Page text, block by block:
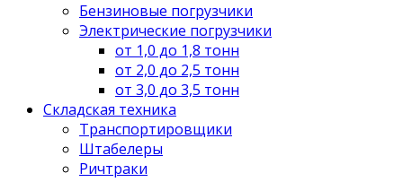
Бензиновые погрузчики
Электрические погрузчики
от 1,0 до 1,8 тонн
от 2,0 до 2,5 тонн
от 3,0 до 3,5 тонн
Складская техника
Транспортировщики
Штабелеры
Ричтраки